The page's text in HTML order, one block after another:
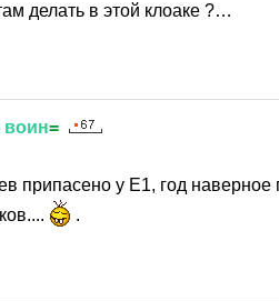
делать в этой клоаке ?…
воин=
припасено у Е1, год
.